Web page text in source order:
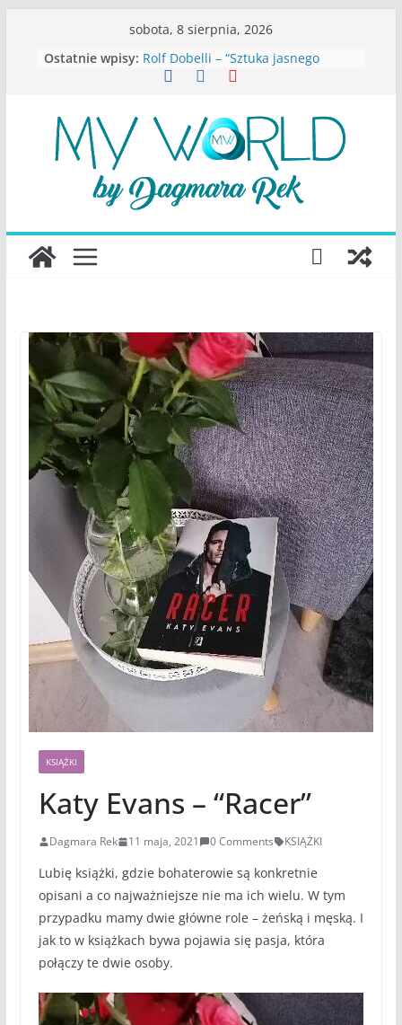
sobota, 8 sierpnia, 2026
Ostatnie wpisy: Rolf Dobelli – “Sztuka jasnego
myślenia”
Konstancina. Sekrety seksbiznesu”
Katarzyna Lewandowicz – Zanim
straciliśmy siebie
Judith Joseph – “Wysoko
funkcjonująca depresja”
S.Wynn-Williams – “Bezwzględni. O
największego portalu
KSIĄŻKI
Katy Evans – “Racer”
Dagmara Rek 11 maja, 2021 0 Comments KSIĄŻKI
Lubię książki, gdzie bohaterowie są konkretnie
opisani a co najważniejsze nie ma ich wielu. W tym
przypadku mamy dwie główne role – żeńską i męską. I
jak to w książkach bywa pojawia się pasja, która
połączy te dwie osoby.